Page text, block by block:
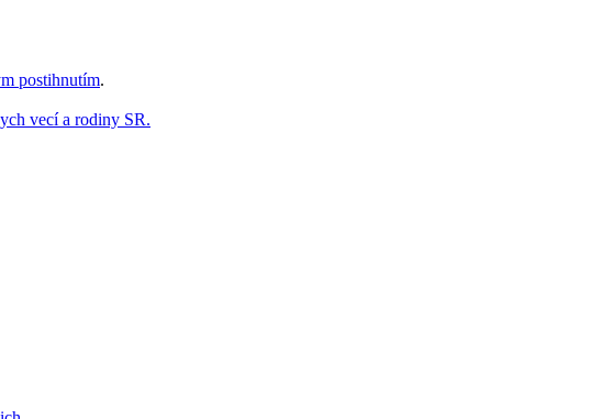
postihnutím.
vecí a rodiny SR.